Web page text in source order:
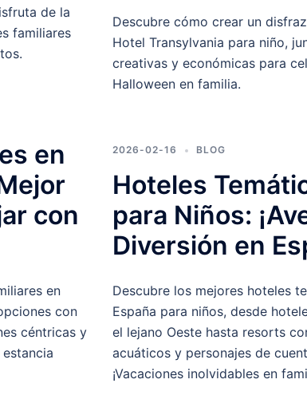
de la
familiares
Descubre cómo crear un
Hotel Transylvania para niño,
creativas y económicas para
Halloween en familia.
en
con
en
con
céntricas y
2026-02-16 BLOG
Hoteles
para Niños:
Diversión en
Descubre los mejores hoteles
España para niños, desde
el lejano Oeste hasta resorts
acuáticos y personajes de
¡Vacaciones inolvidables en